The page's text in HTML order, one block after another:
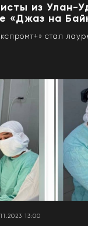
из Улан-
«Джаз на
стал
13:00